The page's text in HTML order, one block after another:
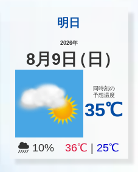
明日
2026年
8月 9 日（日）
同時刻の
予想温度
35℃
10% 36℃ |25℃